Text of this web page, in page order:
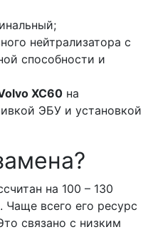
нейтрализатора с
способности и
ХС60 на
ЭБУ и установкой
на 100 – 130
Чаще всего его ресурс
связано с низким